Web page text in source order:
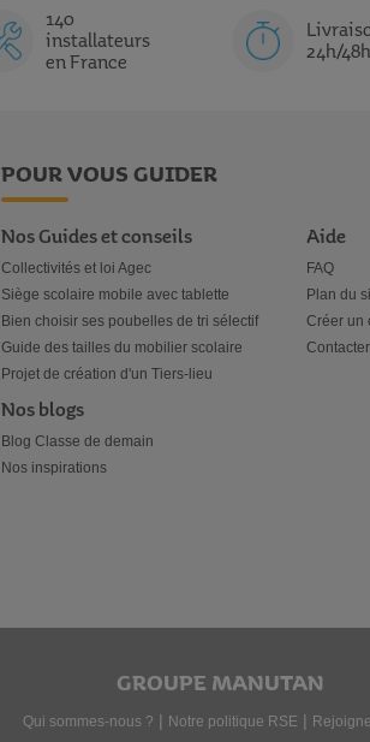
140
installateurs
en France
24h/48h
POUR VOUS GUIDER
Nos Guides et conseils
Collectivités et loi Agec
Siège scolaire mobile avec tablette
Bien choisir ses poubelles de tri sélectif
Guide des tailles du mobilier scolaire
Projet de création d'un Tiers-lieu
Nos blogs
Blog Classe de demain
Nos inspirations
Aide
FAQ
Plan du
Créer un
GROUPE MANUTAN
Qui sommes-nous ? | Notre politique RSE |